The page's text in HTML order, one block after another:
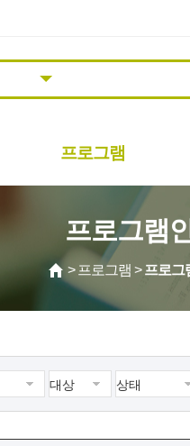
프로그램
프로그램안내/신청
영상콘텐츠
사진갤러리
동아리
프로그램
> 프로그램 >프로그